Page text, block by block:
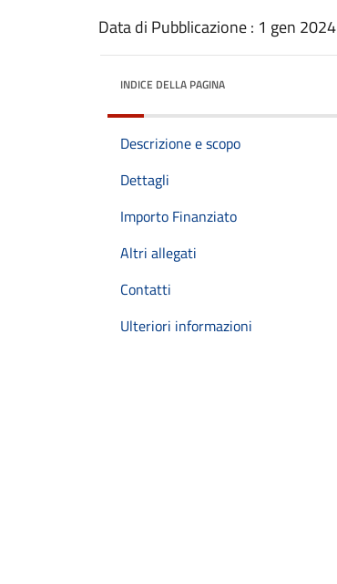
Data di Pubblicazione : 1 gen 2024
INDICE DELLA PAGINA
Descrizione e scopo
Dettagli
Importo Finanziato
Altri allegati
Contatti
Ulteriori informazioni